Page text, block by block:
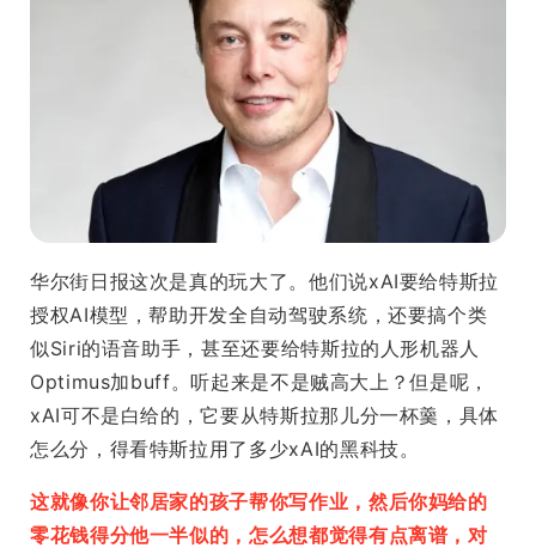
华尔街日报这次是真的玩大了。他们说xAI要给特斯拉
授权AI模型，帮助开发全自动驾驶系统，还要搞个类
似Siri的语音助手，甚至还要给特斯拉的人形机器人
Optimus加buff。听起来是不是贼高大上？但是呢，
xAI可不是白给的，它要从特斯拉那儿分一杯羹，具体
怎么分，得看特斯拉用了多少xAI的黑科技。
这就像你让邻居家的孩子帮你写作业，然后你妈给的
零花钱得分他一半似的，怎么想都觉得有点离谱，对